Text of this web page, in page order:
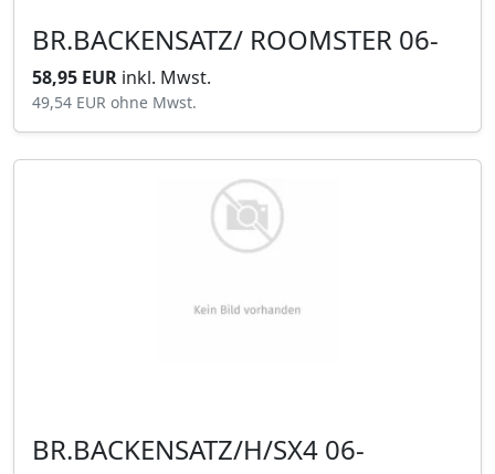
BR.BACKENSATZ/ ROOMSTER 06-
58,95 EUR inkl. Mwst.
49,54 EUR ohne Mwst.
BR.BACKENSATZ/H/SX4 06-